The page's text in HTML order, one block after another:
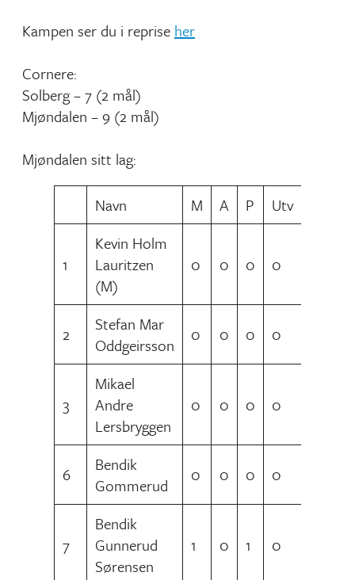
Kampen ser du i reprise her
Cornere:
Solberg – 7 (2 mål)
Mjøndalen – 9 (2 mål)
Mjøndalen sitt lag:
Navn M A P Utv
1
Kevin Holm
Lauritzen
(M)
0 0 0 0
2
Stefan Mar
Oddgeirsson
0 0 0 0
3
Mikael
Andre
Lersbryggen
0 0 0 0
6
Bendik
Gommerud
0 0 0 0
7
Bendik
Gunnerud
Sørensen
1 0 1 0